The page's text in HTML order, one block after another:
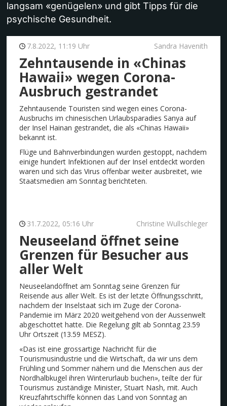
langsam «genügelen» und gibt Tipps für die
psychische Gesundheit.